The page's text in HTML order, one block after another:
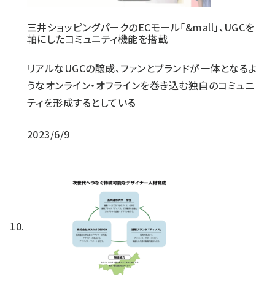
三井ショッピングパークのECモール「&mall」、UGCを
軸にしたコミュニティ機能を搭載
リアルなUGCの醸成、ファンとブランドが一体となるよ
うなオンライン・オフラインを巻き込む独自のコミュニ
ティを形成するとしている
2023/6/9